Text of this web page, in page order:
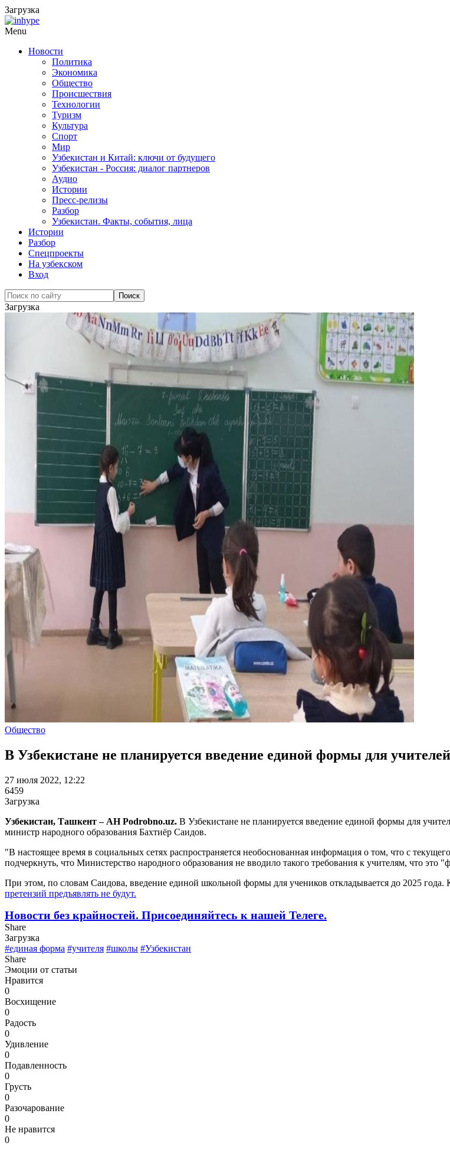
Загрузка
Menu
Новости
Политика
Экономика
Общество
Происшествия
Технологии
Туризм
Культура
Спорт
Мир
Узбекистан и Китай: ключи от будущего
Узбекистан - Россия: диалог партнеров
Аудио
Истории
Пресс-релизы
Разбор
Узбекистан. Факты, события, лица
Истории
Разбор
Спецпроекты
На узбекском
Вход
Загрузка
Общество
В Узбекистане не планируется введение единой формы для
27 июля 2022, 12:22
6459
Загрузка
Узбекистан, Ташкент – АН Podrobno.uz. В Узбекистане не планируется введение единой формы для
министр народного образования Бахтиёр Саидов.
"В настоящее время в социальных сетях распространяется необоснованная информация о том, что с
подчеркнуть, что Министерство народного образования не вводило такого требования к учителям, что
При этом, по словам Саидова, введение единой школьной формы для учеников откладывается до 2025
претензий предъявлять не будут.
Новости без крайностей. Присоединяйтесь к нашей Телеге.
Share
Загрузка
#единая форма #учителя #школы #Узбекистан
Share
Эмоции от статьи
Нравится
0
Восхищение
0
Радость
0
Удивление
0
Подавленность
0
Грусть
0
Разочарование
0
Не нравится
0